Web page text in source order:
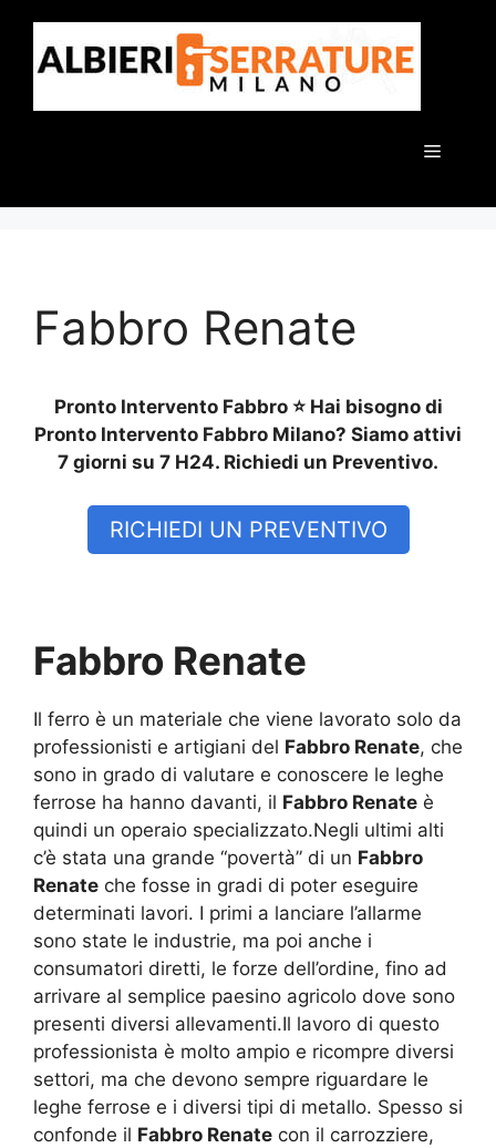
contenuto
Menu
Fabbro Renate
Pronto Intervento Fabbro ⭐ Hai bisogno di
Pronto Intervento Fabbro Milano? Siamo attivi
7 giorni su 7 H24. Richiedi un Preventivo.
RICHIEDI UN PREVENTIVO
Fabbro Renate
Il ferro è un materiale che viene lavorato solo da
professionisti e artigiani del Fabbro Renate, che
sono in grado di valutare e conoscere le leghe
ferrose ha hanno davanti, il Fabbro Renate è
quindi un operaio specializzato.Negli ultimi alti
c’è stata una grande “povertà” di un Fabbro
Renate che fosse in gradi di poter eseguire
determinati lavori. I primi a lanciare l’allarme
sono state le industrie, ma poi anche i
consumatori diretti, le forze dell’ordine, fino ad
arrivare al semplice paesino agricolo dove sono
presenti diversi allevamenti.Il lavoro di questo
professionista è molto ampio e ricompre diversi
settori, ma che devono sempre riguardare le
leghe ferrose e i diversi tipi di metallo. Spesso si
confonde il Fabbro Renate con il carrozziere,